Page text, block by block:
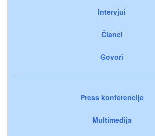
Intervjui
Članci
Govori
Press konferencije
Multimedija